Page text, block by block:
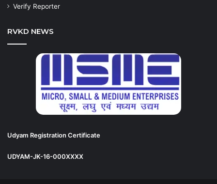
Verify Reporter
RVKD NEWS
Udyam Registration Certificate
UDYAM-JK-16-000XXXX